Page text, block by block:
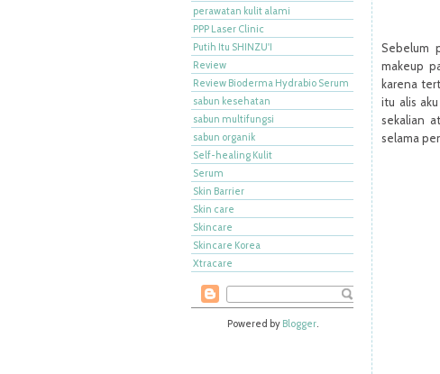
perawatan kulit alami
PPP Laser Clinic
Putih Itu SHINZU'I
Review
Review Bioderma Hydrabio Serum
sabun kesehatan
sabun multifungsi
sabun organik
Self-healing Kulit
Serum
Skin Barrier
Skin care
Skincare
Skincare Korea
Xtracare
Powered by Blogger.
Sebelum
makeup
karena
itu alis
sekalian
selama